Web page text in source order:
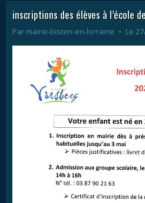
inscriptions des élèves à l’école de
Par mairie-bisten-en-lorraine Le